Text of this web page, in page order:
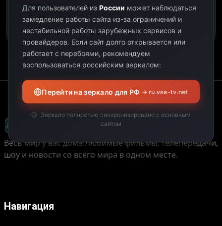
программу передач на
выбранную дату.
Весь мир у вас дома!Любимые фильмы, телепередачи,
шоу и новости со всего мира в одном месте.
Навигация
Для пользователей из России может наблюдаться
замедление работы сайта из-за ограничений и
нестабильной работы зарубежных сервисов и
провайдеров. Если сайт долго открывается или
работает с перебоями, рекомендуем
воспользоваться российским зеркалом:
Перейти на зеркало для РФ → ru.vse-tv.net
Зеркало полностью синхронизировано с основным
сайтом